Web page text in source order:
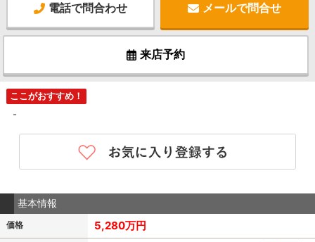
電話で問合わせ メールで問合せ
来店予約
ここがおすすめ！
-
基本情報
価格 5,280万円